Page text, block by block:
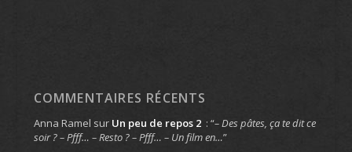
COMMENTAIRES RÉCENTS
Anna Ramel sur Un peu de repos 2 : “– Des pâtes, ça te dit ce
soir ? – Pfff… – Resto ? – Pfff… – Un film en…”